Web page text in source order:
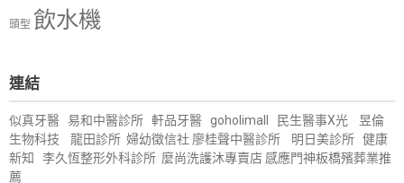
頭型 飲水機
連結
似真牙醫 易和中醫診所 軒品牙醫 goholimall 民生醫事X光
昱倫
生物科技
龍田診所 婦幼徵信社 廖桂聲中醫診所 明日美診所 健康
新知
李久恆整形外科診所 麼尚洗護沐專賣店 感應門神板橋殯葬業推
薦